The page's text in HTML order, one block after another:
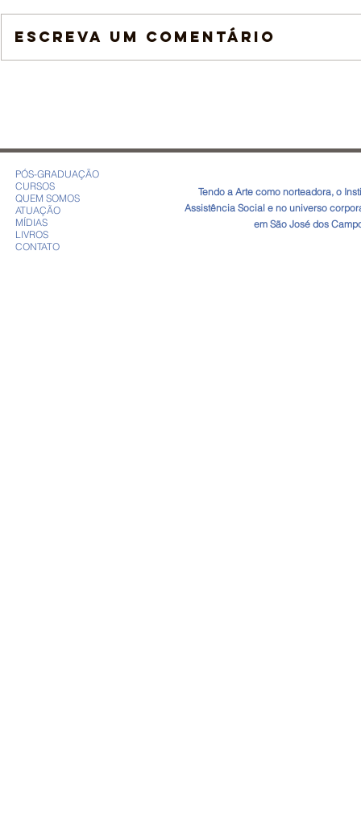
Escreva um comentário
PÓS-GRADUAÇÃO
CURSOS
QUEM SOMOS
ATUAÇÃO
MÍDIAS
LIVROS
CONTATO
​Tendo a Arte como norteadora, o
Assistência Social e no universo
em São José dos